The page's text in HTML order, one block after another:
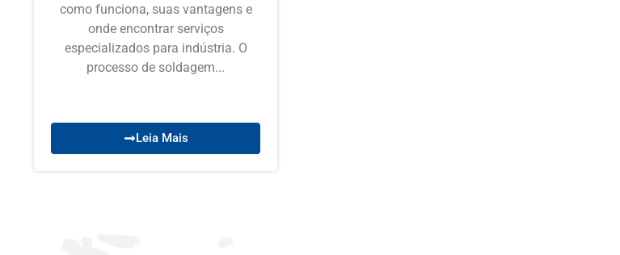
como funciona, suas vantagens e
onde encontrar serviços
especializados para indústria. O
processo de soldagem...
Leia Mais